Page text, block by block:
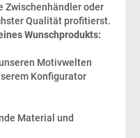
Zwischenhändler oder
Qualität profitierst.
Wunschprodukts:
Motivwelten
Konfigurator
Material und